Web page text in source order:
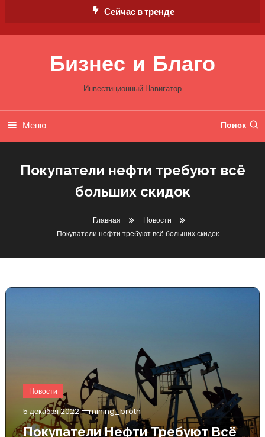
Сейчас в тренде
Бизнес и Благо
Инвестиционный Навигатор
Меню Поиск
Покупатели нефти требуют всё
больших скидок
Главная
Новости
Покупатели нефти требуют всё больших скидок
Новости
5 декабря 2022 mining_broth
Покупатели Нефти Требуют Всё